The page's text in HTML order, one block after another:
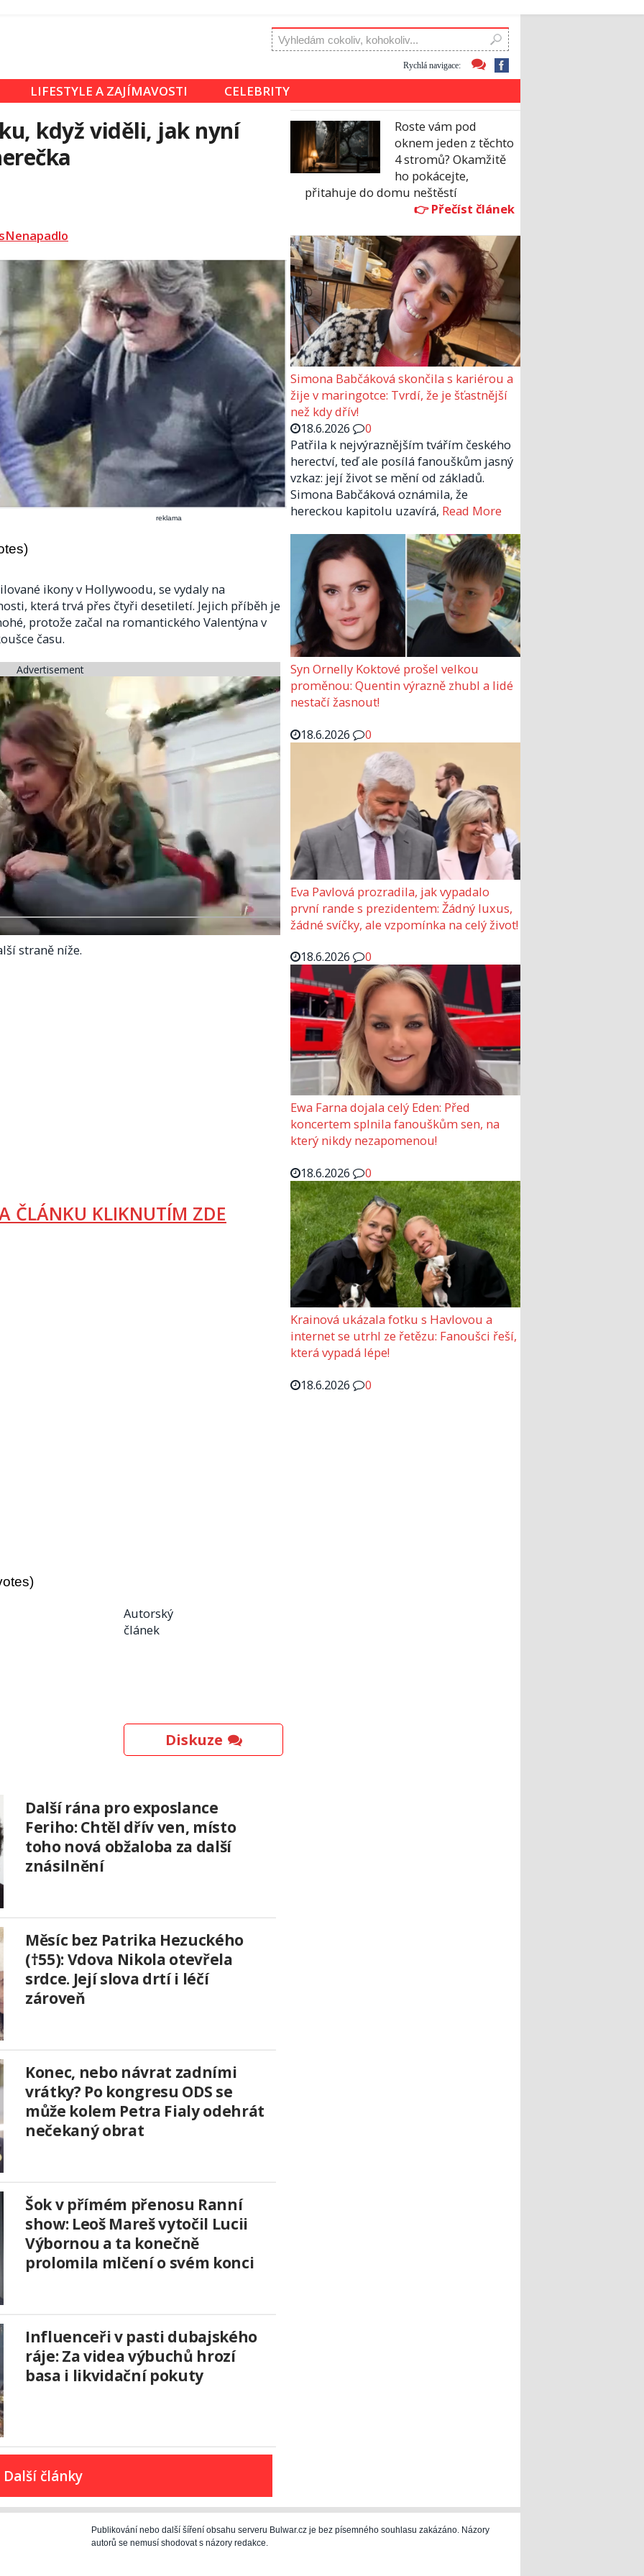
Rychlá navigace:
LIFESTYLE A ZAJÍMAVOSTI CELEBRITY
když viděli, jak nyní
reklama
ikony v Hollywoodu, se vydaly na
která trvá přes čtyři desetiletí. Jejich příběh je
protože začal na romantického Valentýna v
času.
Advertisement
straně níže.
ČLÁNKU KLIKNUTÍM ZDE
Autorský
článek
Diskuze
Další rána pro exposlance
Feriho: Chtěl dřív ven, místo
toho nová obžaloba za další
znásilnění
Měsíc bez Patrika Hezuckého
(†55): Vdova Nikola otevřela
srdce. Její slova drtí i léčí
zároveň
Konec, nebo návrat zadními
vrátky? Po kongresu ODS se
může kolem Petra Fialy odehrát
nečekaný obrat
Šok v přímém přenosu Ranní
show: Leoš Mareš vytočil Lucii
Výbornou a ta konečně
prolomila mlčení o svém konci
Influenceři v pasti dubajského
ráje: Za videa výbuchů hrozí
basa i likvidační pokuty
Další články
Roste vám pod
oknem jeden z těchto
4 stromů? Okamžitě
ho pokácejte,
přitahuje do domu neštěstí
Simona Babčáková skončila s kariérou a
žije v maringotce: Tvrdí, že je šťastnější
než kdy dřív!
18.6.2026
0
Patřila k nejvýraznějším tvářím českého
herectví, teď ale posílá fanouškům jasný
vzkaz: její život se mění od základů.
Simona Babčáková oznámila, že
hereckou kapitolu uzavírá, Read More
Syn Ornelly Koktové prošel velkou
proměnou: Quentin výrazně zhubl a lidé
nestačí žasnout!
18.6.2026
0
Eva Pavlová prozradila, jak vypadalo
první rande s prezidentem: Žádný luxus,
žádné svíčky, ale vzpomínka na celý život!
18.6.2026
0
Ewa Farna dojala celý Eden: Před
koncertem splnila fanouškům sen, na
který nikdy nezapomenou!
18.6.2026
0
Krainová ukázala fotku s Havlovou a
internet se utrhl ze řetězu: Fanoušci řeší,
která vypadá lépe!
18.6.2026
0
Publikování nebo další šíření obsahu serveru Bulwar.cz je bez písemného souhlasu zakázáno. Názory
autorů se nemusí shodovat s názory redakce.